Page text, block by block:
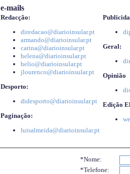
e-mails
Redacção:
diredacao@diarioinsular.pt
armando@diarioinsular.pt
carina@diarioinsular.pt
helena@diarioinsular.pt
helio@diarioinsular.pt
jlourenco@diarioinsular.pt
Desporto:
didesporto@diarioinsular.pt
Paginação:
luisalmeida@diarioinsular.pt
Geral:
Opinião
Edição
*Nome:
*Telefone: